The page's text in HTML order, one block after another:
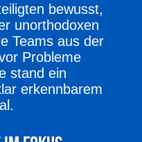
bewusst,
unorthodoxen
Teams aus der
Probleme
stand ein
erkennbarem